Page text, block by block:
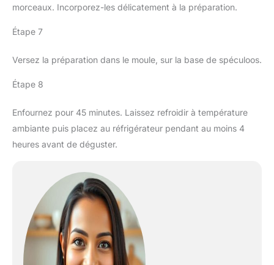
morceaux. Incorporez-les délicatement à la préparation.
Étape 7
Versez la préparation dans le moule, sur la base de spéculoos.
Étape 8
Enfournez pour 45 minutes. Laissez refroidir à température
ambiante puis placez au réfrigérateur pendant au moins 4
heures avant de déguster.